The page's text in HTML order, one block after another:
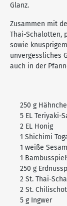
Glanz.
Zusammen mit
Thai-Schalotten,
sowie
unvergessliches
auch in der
250 g
5 EL Teriyaki-
2 EL Honig
1 Shichimi
1 weiße
1
250 g
2 St. Thai-
2 St.
5 g Ingwer